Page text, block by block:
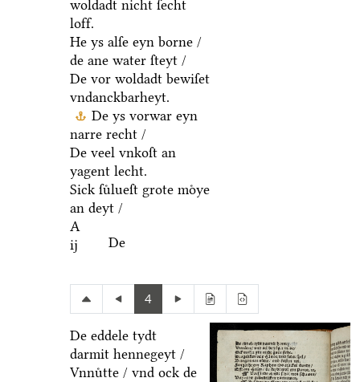
woldadt nicht ſecht
loff.
He ys alſe eyn borne /
de ane water ſteyt /
De vor woldadt bewiſet
vndanckbarheyt.
De ys vorwar eyn
narre recht /
De veel vnkoſt an
yagent lecht.
Sick ſuͤlueſt grote moͤye
an deyt /
A
ij
De
4
De eddele tydt
darmit hennegeyt /
Vnnuͤtte / vnd ock de